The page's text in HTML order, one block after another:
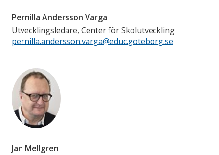
Pernilla Andersson Varga
Utvecklingsledare, Center för Skolutveckling
pernilla.andersson.varga@educ.goteborg.se
Jan Mellgren